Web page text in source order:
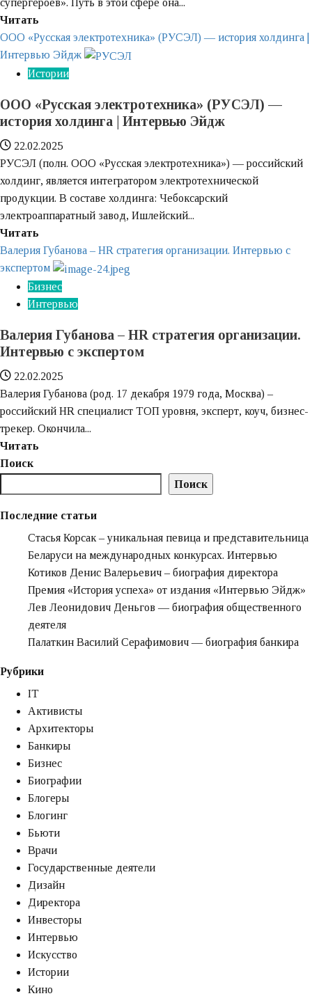
супергероев». Путь в этой сфере она...
Читать
больше
о
Оксана
«Революция
улыбки
и
путь
успеху
ООО «Русская электротехника» (РУСЭЛ) — история холдинга |
Интервью Эйдж
Истории
ООО «Русская электротехника» (РУСЭЛ) —
история холдинга | Интервью Эйдж
22.02.2025
РУСЭЛ (полн. ООО «Русская электротехника») — российский
холдинг, является интегратором электротехнической
продукции. В составе холдинга: Чебоксарский
электроаппаратный завод, Ишлейский...
Читать
больше
о
ООО
«Русская
(РУСЭЛ)
—
история
холдинга
Интервью
Валерия Губанова – HR стратегия организации. Интервью с
экспертом
Бизнес
Интервью
Валерия Губанова – HR стратегия организации.
Интервью с экспертом
22.02.2025
Валерия Губанова (род. 17 декабря 1979 года, Москва) –
российский HR специалист ТОП уровня, эксперт, коуч, бизнес-
трекер. Окончила...
Читать
Валерия
Губанова
стратегия
организации.
Интервью
экспертом
Поиск
Поиск
Последние статьи
Стасья Корсак – уникальная певица и представительница
Беларуси на международных конкурсах. Интервью
Котиков Денис Валерьевич – биография директора
Премия «‎История успеха» от издания «‎Интервью Эйдж»‎‎
Лев Леонидович Деньгов — биография общественного
деятеля
Палаткин Василий Серафимович — биография банкира
Рубрики
IT
Активисты
Архитекторы
Банкиры
Бизнес
Биографии
Блогеры
Блогинг
Бьюти
Врачи
Государственные деятели
Дизайн
Директора
Инвесторы
Интервью
Искусство
Истории
Кино